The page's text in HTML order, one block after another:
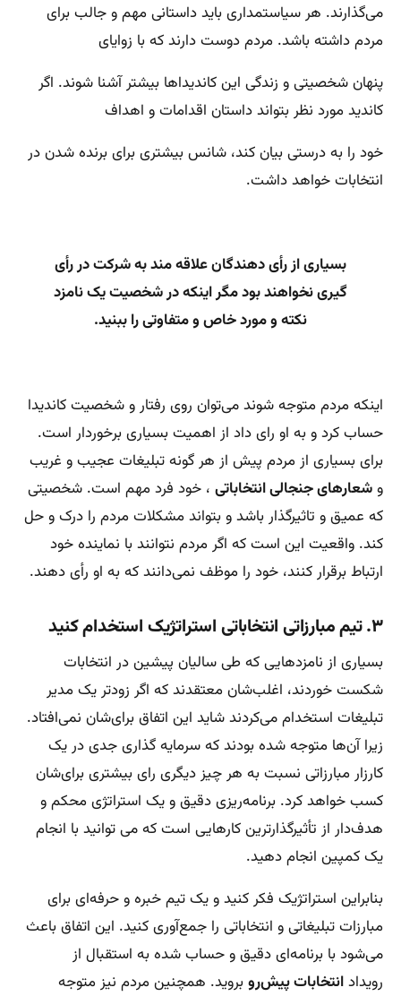
می‌گذارند. هر سیاستمداری باید داستانی مهم و جالب برای
مردم داشته باشد. مردم دوست دارند که با زوایای
پنهان شخصیتی و زندگی این کاندیداها بیشتر آشنا شوند. اگر
کاندید مورد نظر بتواند داستان اقدامات و اهداف
خود را به درستی بیان کند، شانس بیشتری برای برنده شدن در
انتخابات خواهد داشت.
بسیاری از رأی دهندگان علاقه مند به شرکت در رأی
گیری نخواهند بود مگر اینکه در شخصیت یک نامزد
نکته و مورد خاص و متفاوتی را ببنید.
اینکه مردم متوجه شوند می‌توان روی رفتار و شخصیت کاندیدا
حساب کرد و به او رای داد از اهمیت بسیاری برخوردار است.
برای بسیاری از مردم پیش از هر گونه تبلیغات عجیب و غریب
وشعارهای جنجالی انتخاباتی ، خود فرد مهم است. شخصیتی
که عمیق و تاثیرگذار باشد و بتواند مشکلات مردم را درک و حل
کند. واقعیت این است که اگر مردم نتوانند با نماینده خود
ارتباط برقرار کنند، خود را موظف نمی‌دانند که به او رأی دهند.
۳. تیم مبارزاتی انتخاباتی استراتژیک استخدام کنید
بسیاری از نامزدهایی که طی سالیان پیشین در انتخابات
شکست خوردند، اغلب‌شان معتقدند که اگر زودتر یک مدیر
تبلیغات استخدام می‌کردند شاید این اتفاق برای‌شان نمی‌افتاد.
زیرا آن‌ها متوجه شده بودند که سرمایه گذاری جدی در یک
کارزار مبارزاتی نسبت به هر چیز دیگری رای بیشتری برای‌شان
کسب خواهد کرد. برنامه‌ریزی دقیق و یک استراتژی محکم و
هدف‌دار از تأثیرگذارترین کارهایی است که می توانید با انجام
یک کمپین انجام دهید.
بنابراین استراتژیک فکر کنید و یک تیم خبره و حرفه‌ای برای
مبارزات تبلیغاتی و انتخاباتی را جمع‌آوری کنید. این اتفاق باعث
می‌شود با برنامه‌ای دقیق و حساب شده به استقبال از
رویدادانتخابات پیش‌روبروید. همچنین مردم نیز متوجه